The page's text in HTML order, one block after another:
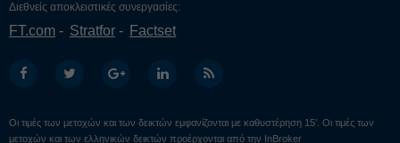
Διεθνείς αποκλειστικές συνεργασίες:
FT.com Stratfor Factset
Οι τιμές των μετοχών και των δεικτών εμφανίζονται με καθυστέρηση 15’. Οι τιμές των
μετοχών και των ελληνικών δεικτών προέρχονται από την InBroker